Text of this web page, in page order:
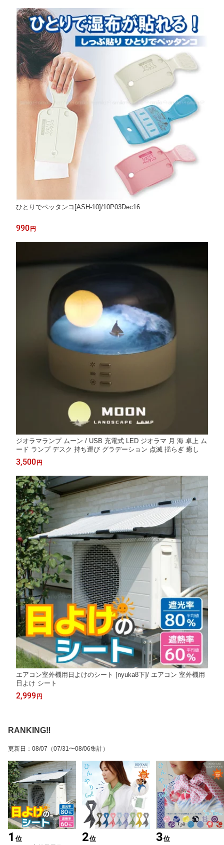
ひとりでペッタンコ[ASH-10]/10P03Dec16
990 円
ジオラマランプ ムーン / USB 充電式 LED ジオラマ 月 海 卓上 ム
ード ランプ デスク 持ち運び グラデーション 点滅 揺らぎ 癒し
3,500 円
エアコン室外機用日よけのシート [nyuka8下]/ エアコン 室外機用
日よけ シート
2,999 円
RANKING‼
更新日 ： 08/07 （07/31〜08/06集計）
1 位 2位 3位